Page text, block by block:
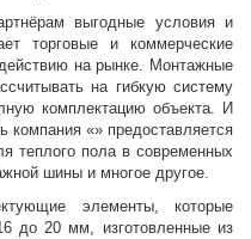
выгодные условия и
торговые и коммерческие
на рынке. Монтажные
на гибкую систему
комплектацию объекта. И
компания «» предоставляется
теплого пола в современных
шины и многое другое.
элементы, которые
до 20 мм, изготовленные из